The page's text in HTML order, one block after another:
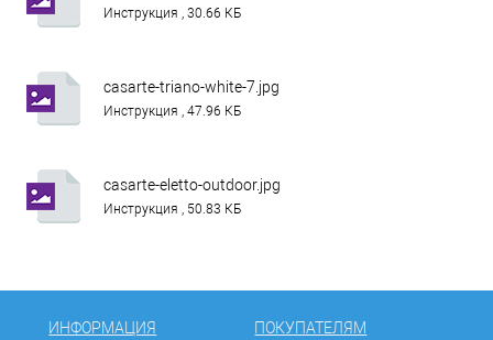
Инструкция , 30.66 КБ
casarte-triano-white-7.jpg
Инструкция , 47.96 КБ
casarte-eletto-outdoor.jpg
Инструкция , 50.83 КБ
ИНФОРМАЦИЯ
ПОКУПАТЕЛЯМ